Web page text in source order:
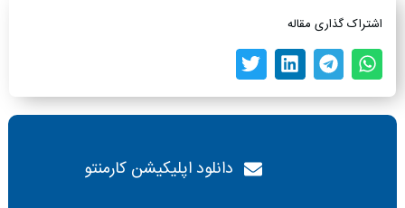
اشتراک گذاری مقاله
دانلود اپلیکیشن کارمنتو